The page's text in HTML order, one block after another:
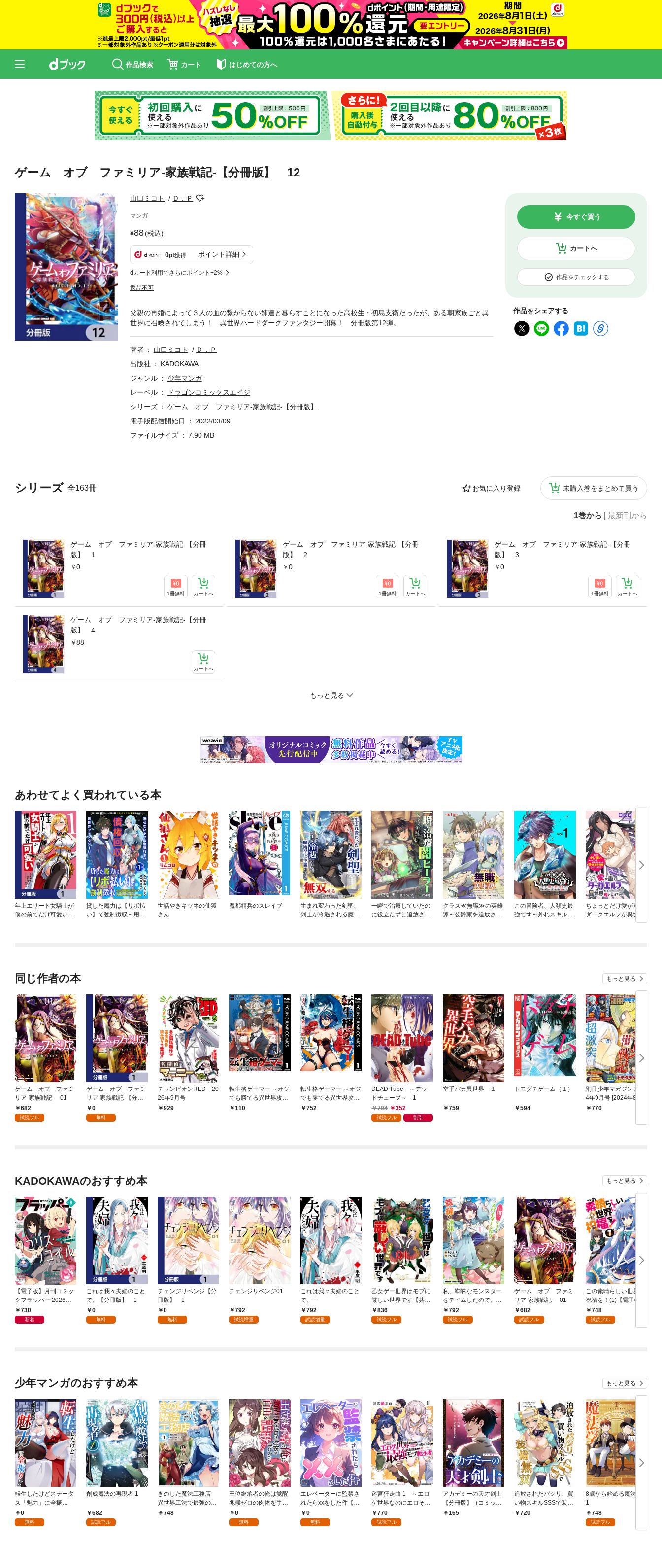
作品検索 カート はじめての方へ
ゲーム オブ ファミリア-家族戦記-【分冊版】 12
山口ミコト Ｄ．Ｐ
マンガ
88(税込)
0pt獲得 ポイント詳細
dカード利用でさらにポイント+2%
返品不可
カートへ
今すぐ買う
作品をチェックする
作品をシェアする
シリーズ 全163冊 お気に入り登録 未購入巻をまとめて買う
1巻から 最新刊から
ゲーム オブ ファミリア-家族戦記-【分冊
版】 1
0
1冊無料 カートへ
ゲーム オブ ファミリア-家族戦記-【分冊
版】 2
0
1冊無料 カートへ
ゲーム オブ ファミリア-家族戦記-【分冊
版】 3
0
1冊無料 カートへ
ゲーム オブ ファミリア-家族戦記-【分冊
版】 4
88
カートへ
もっと見る
父親の再婚によって３人の血の繋がらない姉達と暮らすことになった高校生・初島支衛だったが、ある朝家族ごと異
世界に召喚されてしまう！ 異世界ハードダークファンタジー開幕！ 分冊版第12弾。
著者 山口ミコト
Ｄ．Ｐ
出版社
KADOKAWA
ジャンル
少年マンガ
レーベル
ドラゴンコミックスエイジ
シリーズ
ゲーム オブ ファミリア-家族戦記-【分冊版】
電子版配信開始日
2022/03/09
ファイルサイズ
7.90 MB
あわせてよく買われている本
年上エリート女騎士が
僕の前でだけ可愛い
貸した魔力は【リボ払
い】で強制徴収～用済
世話やきキツネの仙狐
さん
魔都精兵のスレイブ
生まれ変わった剣聖、
剣士が冷遇される魔術
一瞬で治療していたの
に役立たずと追放され
クラス≪無職≫の英雄
譚～公爵家を追放され
この冒険者、人類史最
強です～外れスキル
ちょっとだけ愛が重い
ダークエルフが異世界
から追いかけてきた
同じ作者の本 もっと見る
ゲーム オブ ファミ
リア-家族戦記- 01
682
試読フル
ゲーム オブ ファミ
リア-家族戦記-【分冊
版】 1
0
無料
チャンピオンRED 20
26年9月号
929
転生格ゲーマー ～オジ
でも勝てる異世界攻略
～ 分冊版 1
110
転生格ゲーマー ～オジ
でも勝てる異世界攻略
～ 1752
DEAD Tube ～デッ
ドチューブ～ 1
704
352
試読フル 割引
空手バカ異世界 １
759
トモダチゲーム（１）
594
別冊少年マガジン 202
4年9月号 [2024年8月8
日発売]
770
KADOKAWAのおすすめ本 もっと見る
【電子版】月刊コミッ
クフラッパー 2026年9
月号730
新着
これは我々夫婦のこと
で、【分冊版】 1
0
無料
チェンジリベンジ【分
冊版】 1
0
無料
チェンジリベンジ01
792
試読増量
これは我々夫婦のこと
で、一
792
試読増量
乙女ゲー世界はモブに
厳しい世界です【共和
国編】 ０１
836
試読フル
私、蜘蛛なモンスター
をテイムしたので、ス
パイダーシルクで裁縫
を頑張ります！ 1
792
試読フル
ゲーム オブ ファミ
リア-家族戦記- 01
682
試読フル
この素晴らしい世界に
祝福を！(1)【電子特別
版】748
試読フル
少年マンガのおすすめ本 もっと見る
転生したけどステータ
ス「魅力」に全振
り！？(1)
0
無料
創成魔法の再現者 1
682
試読フル
きのした魔法工務店
異世界工法で最強の家
づくりを（コミック）
748
王位継承者の俺は覚醒
兆候ゼロの肉体を手に
入れて自由を謳歌す
る。1
0
無料
エレベーターに監禁さ
れたらxxをした件【全
年齢版】(1)
0
無料
迷宮狂走曲 1 ～エロ
ゲ世界なのにエロそっ
ちのけでひたすら最強
を目指すモブ転生者～
770
試読フル
アカデミーの天才剣士
【分冊版】（コミッ
ク） １話【フルカラ
165
追放されたパシリ、買
い物スキルSSSで装備
無双 ～買ったモノを
720
8歳から始める魔法学
1
748
試読フル